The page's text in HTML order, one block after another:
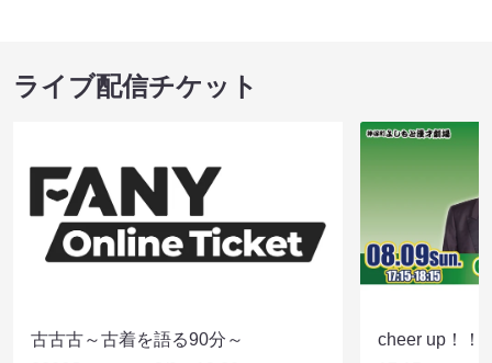
ライブ配信チケット
古古古～古着を語る90分～
cheer up！